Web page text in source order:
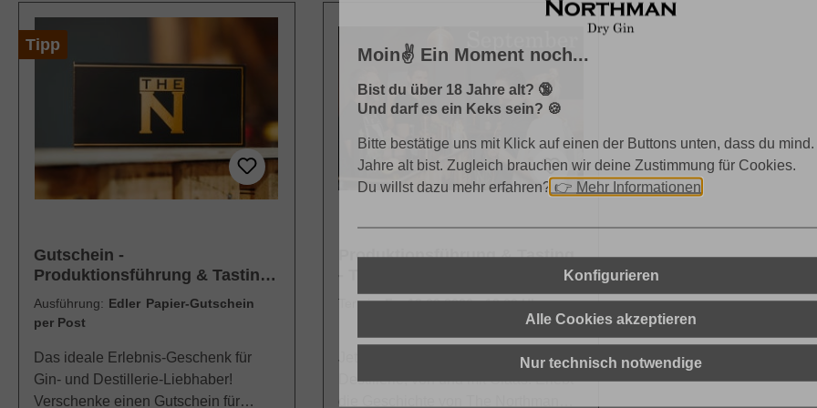
Tipp
Gutschein -
Produktionsführung & Tasting
THE N Distillery
Ausführung: Edler Papier-Gutschein
per Post
Das ideale Erlebnis-Geschenk für
Gin- und Destillerie-Liebhaber!
Verschenke einen Gutschein für
Produktionsführung & Tasting
Termin:Fr., 18.09.2026 - 18.00 Uhr
Jetzt neu - Führungen durch unsere
Destillerie, von und mit Claas. Erlebt
Moin✌️ Ein Moment noch...
Bist du über 18 Jahre alt? 🔞
Und darf es ein Keks sein? 🍪
Bitte bestätige uns mit Klick auf einen der Buttons unten, dass du
Jahre alt bist. Zugleich brauchen wir deine Zustimmung für Cookies.
Du willst dazu mehr erfahren? 👉 Mehr Informationen
Konfigurieren
Alle Cookies akzeptieren
Nur technisch notwendige